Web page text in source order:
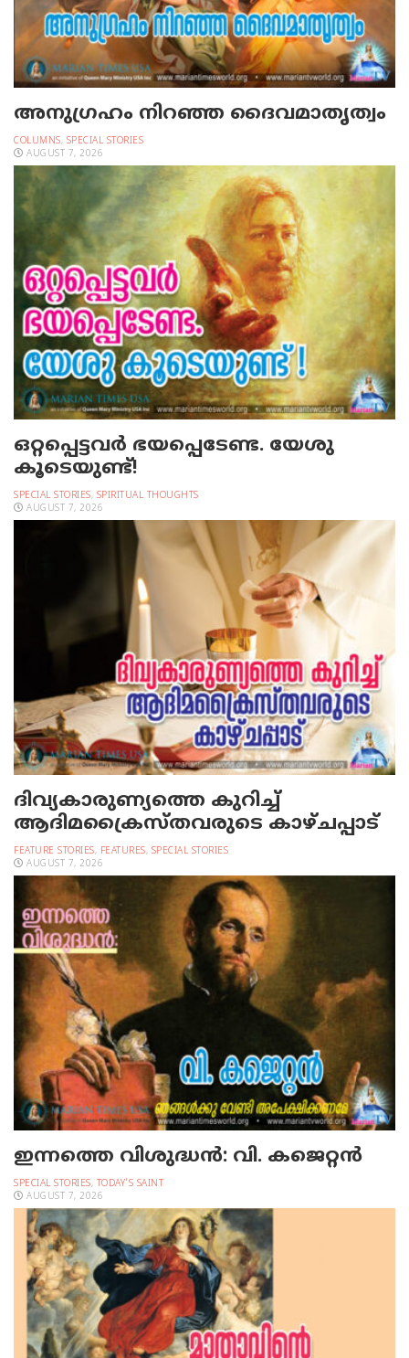
അനുഗ്രഹം നിറഞ്ഞ ദൈവമാതൃത്വം
COLUMNS, SPECIAL STORIES
AUGUST 7, 2026
ഒറ്റപ്പെട്ടവര്‍ ഭയപ്പെടേണ്ട. യേശു
കൂടെയുണ്ട്!
SPECIAL STORIES, SPIRITUAL THOUGHTS
AUGUST 7, 2026
ദിവ്യകാരുണ്യത്തെ കുറിച്ച്
ആദിമക്രൈസ്തവരുടെ കാഴ്ചപ്പാട്
FEATURE STORIES, FEATURES, SPECIAL STORIES
AUGUST 7, 2026
ഇന്നത്തെ വിശുദ്ധന്‍: വി. കജെറ്റന്‍
SPECIAL STORIES, TODAY'S SAINT
AUGUST 7, 2026